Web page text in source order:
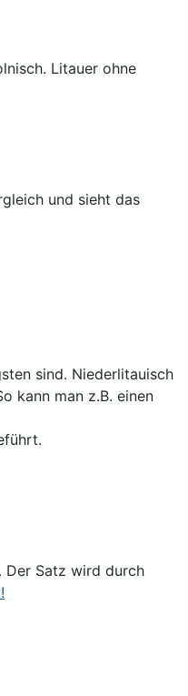
Litauer ohne
und sieht das
sind. Niederlitauisch
kann man z.B. einen
Der Satz wird durch